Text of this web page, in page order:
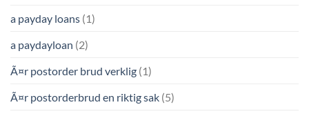
a payday loans (1)
a paydayloan (2)
Ã¤r postorder brud verklig (1)
Ã¤r postorderbrud en riktig sak (5)